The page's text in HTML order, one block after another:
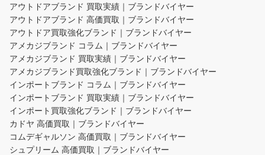
アウトドアブランド 買取実績｜ブランドバイヤー
アウトドアブランド 高価買取｜ブランドバイヤー
アウトドア買取強化ブランド｜ブランドバイヤー
アメカジブランド コラム｜ブランドバイヤー
アメカジブランド 買取実績｜ブランドバイヤー
アメカジブランド買取強化ブランド｜ブランドバイヤー
インポートブランド コラム｜ブランドバイヤー
インポートブランド 買取実績｜ブランドバイヤー
インポート買取強化ブランド｜ブランドバイヤー
カドヤ 高価買取｜ブランドバイヤー
コムデギャルソン 高価買取｜ブランドバイヤー
シュプリーム 高価買取｜ブランドバイヤー